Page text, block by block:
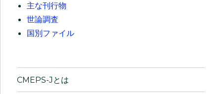
主な刊行物
世論調査
国別ファイル
CMEPS-Jとは